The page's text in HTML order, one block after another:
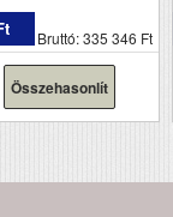
Bruttó: 335 346 Ft
Összehasonlít